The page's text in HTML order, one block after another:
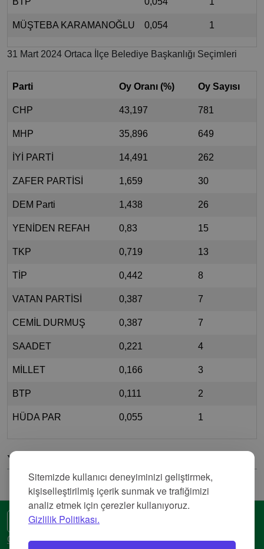
Sitemizde kullanıcı deneyiminizi geliştirmek,
kişiselleştirilmiş içerik sunmak ve trafiğimizi
analiz etmek için çerezler kullanıyoruz.
Gizlilik Politikası.
MÜŞTEBA KARAMANOĞLU 0,054 1
31 Mart 2024 Ortaca İlçe Belediye Başkanlığı Seçimleri
Parti Oy Oranı (%) Oy Sayısı
CHP 43,197 781
MHP 35,896 649
İYİ PARTİ 14,491 262
ZAFER PARTİSİ 1,659 30
DEM Parti 1,438 26
YENİDEN REFAH 0,83 15
TKP 0,719 13
TİP 0,442 8
VATAN PARTİSİ 0,387 7
CEMİL DURMUŞ 0,387 7
SAADET 0,221 4
MİLLET 0,166 3
BTP 0,111 2
HÜDA PAR 0,055 1
Yorumlar
🌍 Başka bir dil
Gizlilik Politikası